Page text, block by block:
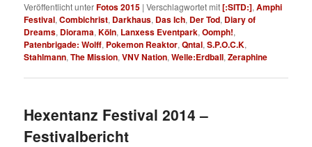
Veröffentlicht unterFotos 2015 |Verschlagwortet mit[:SITD:],Amphi
Festival,Combichrist, Darkhaus, Das Ich, Der Tod, Diary of
Dreams, Diorama,Köln, Lanxess Eventpark,Oomph!,
Patenbrigade: Wolff, Pokemon Reaktor,Qntal,S.P.O.C.K,
Stahlmann,The Mission,VNV Nation,Welle:Erdball,Zeraphine
Hexentanz Festival 2014 –
Festivalbericht